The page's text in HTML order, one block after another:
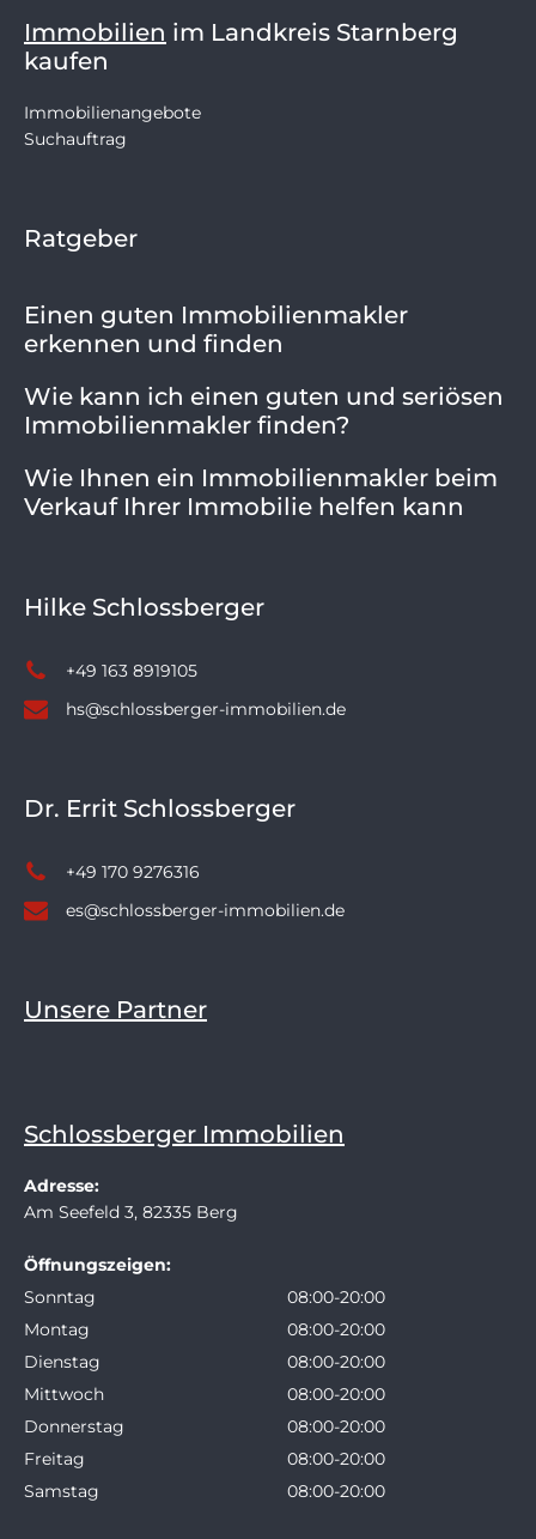
Immobilien im Landkreis Starnberg
kaufen
Immobilienangebote
Suchauftrag
Ratgeber
Einen guten Immobilienmakler
erkennen und finden
Wie kann ich einen guten und seriösen
Immobilienmakler finden?
Wie Ihnen ein Immobilienmakler beim
Verkauf Ihrer Immobilie helfen kann
Hilke Schlossberger
+49 163 8919105
hs@schlossberger-immobilien.de
Dr. Errit Schlossberger
+49 170 9276316
es@schlossberger-immobilien.de
Unsere Partner
Schlossberger Immobilien
Adresse:
Am Seefeld 3, 82335 Berg
Öffnungszeigen:
Sonntag
08:00-20:00
Montag
08:00-20:00
Dienstag
08:00-20:00
Mittwoch
08:00-20:00
Donnerstag
08:00-20:00
Freitag
08:00-20:00
Samstag
08:00-20:00